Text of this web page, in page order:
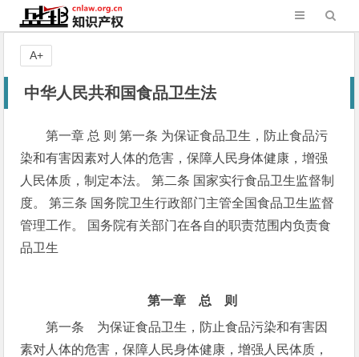
中华人民共和国食品卫生法
第一章 总 则 第一条 为保证食品卫生，防止食品污
染和有害因素对人体的危害，保障人民身体健康，增强
人民体质，制定本法。 第二条 国家实行食品卫生监督制
度。 第三条 国务院卫生行政部门主管全国食品卫生监督
管理工作。 国务院有关部门在各自的职责范围内负责食
品卫生
第一章 总 则
第一条 为保证食品卫生，防止食品污染和有害因
素对人体的危害，保障人民身体健康，增强人民体质，
A+